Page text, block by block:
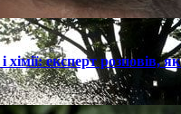
експерт розповів,